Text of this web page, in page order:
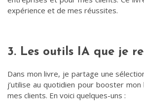
expérience et de mes réussites.
3. Les outils IA que je
Dans mon livre, je partage une
j’utilise au quotidien pour booster
mes clients. En voici quelques-uns :